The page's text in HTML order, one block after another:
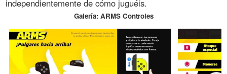
independientemente de cómo juguéis.
Galería: ARMS Controles